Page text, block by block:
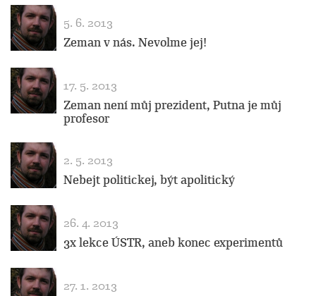
5. 6. 2013
Zeman v nás. Nevolme jej!
17. 5. 2013
Zeman není můj prezident, Putna je můj
profesor
2. 5. 2013
Nebejt politickej, být apolitický
26. 4. 2013
3x lekce ÚSTR, aneb konec experimentů
27. 1. 2013